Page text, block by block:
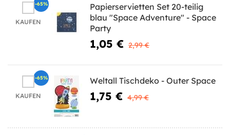
KAUFEN
Papierservietten Set 20-teilig
blau "Space Adventure" - Space
Party
1,05 € 2,99 €
-65%
KAUFEN
Weltall Tischdeko - Outer Space
1,75 € 4,99 €
-65%